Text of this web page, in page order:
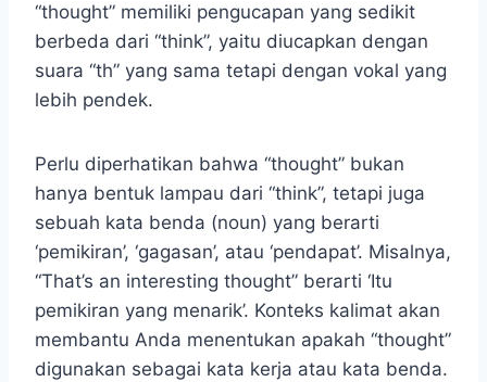
“thought” memiliki pengucapan yang sedikit
berbeda dari “think”, yaitu diucapkan dengan
suara “th” yang sama tetapi dengan vokal yang
lebih pendek.
Perlu diperhatikan bahwa “thought” bukan
hanya bentuk lampau dari “think”, tetapi juga
sebuah kata benda (noun) yang berarti
‘pemikiran’, ‘gagasan’, atau ‘pendapat’. Misalnya,
“That’s an interesting thought” berarti ‘Itu
pemikiran yang menarik’. Konteks kalimat akan
membantu Anda menentukan apakah “thought”
digunakan sebagai kata kerja atau kata benda.